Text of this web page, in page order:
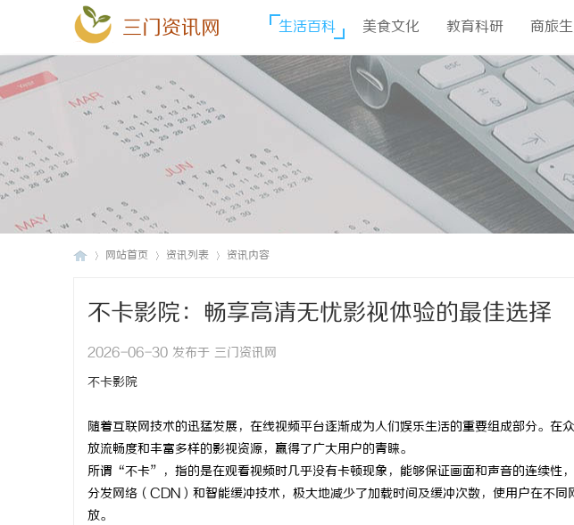
三门资讯网 生活百科 美食文化 教育科研 商旅
网站首页 资讯列表 资讯内容
不卡影院：畅享高清无忧影视体验的最佳选择
2026-06-30 发布于 三门资讯网
不卡影院
随着互联网技术的迅猛发展，在线视频平台逐渐成为人们娱乐生活的重要组成部分。在
放流畅度和丰富多样的影视资源，赢得了广大用户的青睐。
所谓“不卡”，指的是在观看视频时几乎没有卡顿现象，能够保证画面和声音的连续性
分发网络（CDN）和智能缓冲技术，极大地减少了加载时间及缓冲次数，使用户在不
放。